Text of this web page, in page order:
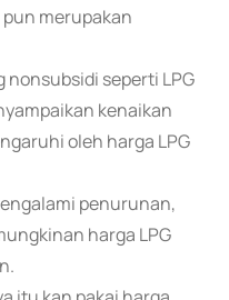
merupakan
nonsubsidi seperti LPG
kenaikan
oleh harga LPG
penurunan,
harga LPG